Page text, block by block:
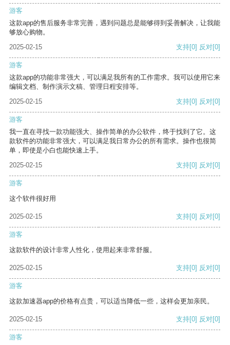
游客
这款app的售后服务非常完善，遇到问题总是能够得到妥善解决，让我能
够放心购物。
2025-02-15
支持[0] 反对[0]
游客
这款app的功能非常强大，可以满足我所有的工作需求。我可以使用它来
编辑文档、制作演示文稿、管理日程安排等。
2025-02-15
支持[0] 反对[0]
游客
我一直在寻找一款功能强大、操作简单的办公软件，终于找到了它。这
款软件的功能非常强大，可以满足我日常办公的所有需求。操作也很简
单，即使是小白也能快速上手。
2025-02-15
支持[0] 反对[0]
游客
这个软件很好用
2025-02-15 支持[0] 反对[0]
游客
这款软件的设计非常人性化，使用起来非常舒服。
2025-02-15 支持[0] 反对[0]
游客
这款加速器app的价格有点贵，可以适当降低一些，这样会更加亲民。
2025-02-15 支持[0] 反对[0]
游客